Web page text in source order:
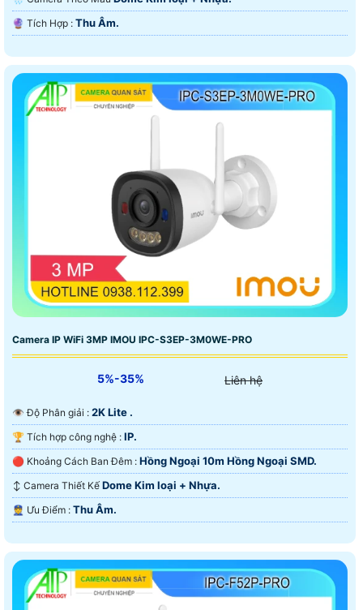
️🔮 Tích Hợp : Thu Âm.
Camera IP WiFi 3MP IMOU IPC-S3EP-3M0WE-PRO
5%-35% Liên hệ
👁 Độ Phân giải : 2K Lite .
🏆 Tích hợp công nghệ : IP.
🔴 Khoảng Cách Ban Đêm : Hồng Ngoại 10m Hồng Ngoại SMD.
↕️ Camera Thiết Kế Dome Kim loại + Nhựa.
️👮 Ưu Điểm : Thu Âm.